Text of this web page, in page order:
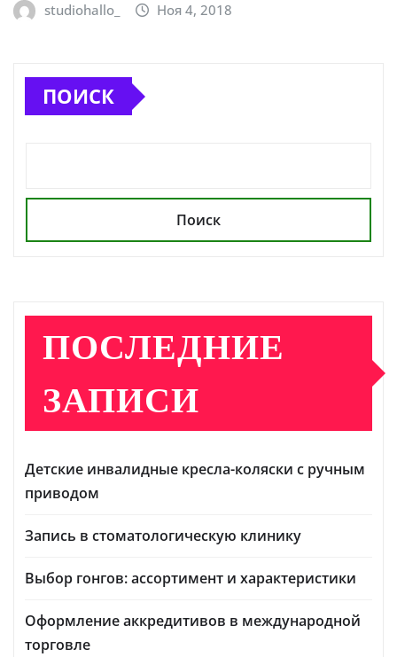
studiohallo_ Ноя 4, 2018
ПОИСК
Поиск
ПОСЛЕДНИЕ
ЗАПИСИ
Детские инвалидные кресла-коляски с ручным
приводом
Запись в стоматологическую клинику
Выбор гонгов: ассортимент и характеристики
Оформление аккредитивов в международной
торговле